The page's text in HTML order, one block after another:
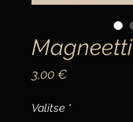
Magneetti
3,00 €Price
Valitse *